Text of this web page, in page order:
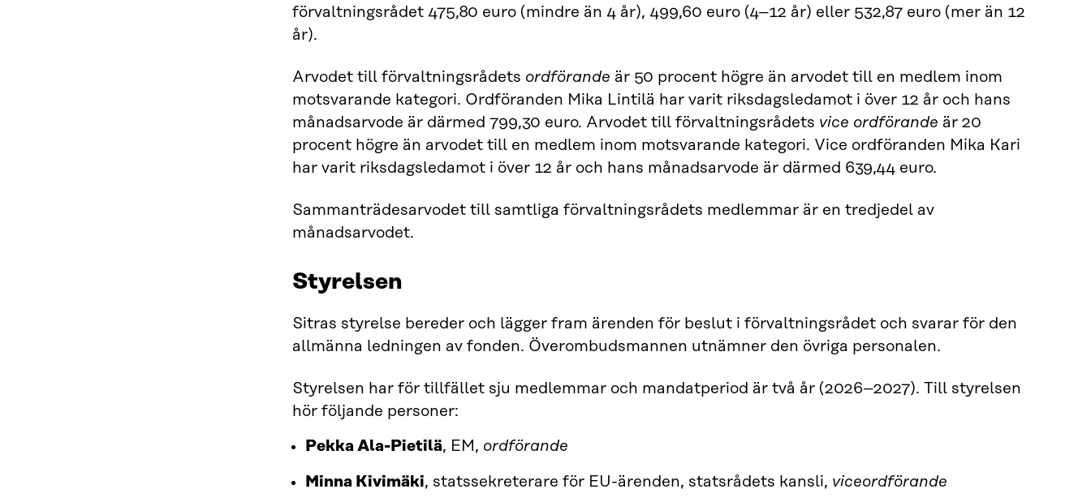
förvaltningsrådet 475,80 euro (mindre än 4 år), 499,60 euro (4–12 år) eller 532,87 euro (mer än 12
år).
Arvodet till förvaltningsrådets ordförande är 50 procent högre än arvodet till en medlem inom
motsvarande kategori. Ordföranden Mika Lintilä har varit riksdagsledamot i över 12 år och hans
månadsarvode är därmed 799,30 euro. Arvodet till förvaltningsrådets vice ordförande är 20
procent högre än arvodet till en medlem inom motsvarande kategori. Vice ordföranden Mika Kari
har varit riksdagsledamot i över 12 år och hans månadsarvode är därmed 639,44 euro.
Sammanträdesarvodet till samtliga förvaltningsrådets medlemmar är en tredjedel av
månadsarvodet.
Styrelsen
Sitras styrelse bereder och lägger fram ärenden för beslut i förvaltningsrådet och svarar för den
allmänna ledningen av fonden. Överombudsmannen utnämner den övriga personalen.
Styrelsen har för tillfället sju medlemmar och mandatperiod är två år (2026–2027). Till styrelsen
hör följande personer:
Pekka Ala-Pietilä, EM, ordförande
Minna Kivimäki, statssekreterare för EU-ärenden, statsrådets kansli, viceordförande